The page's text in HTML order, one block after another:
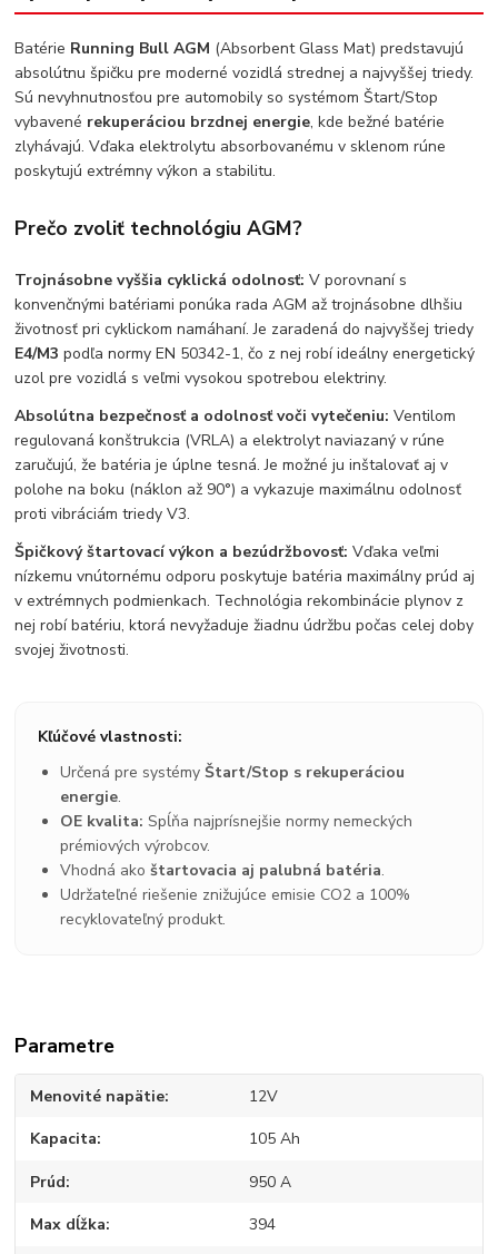
Batérie Running Bull AGM (Absorbent Glass Mat) predstavujú
absolútnu špičku pre moderné vozidlá strednej a najvyššej triedy.
Sú nevyhnutnosťou pre automobily so systémom Štart/Stop
vybavené rekuperáciou brzdnej energie, kde bežné batérie
zlyhávajú. Vďaka elektrolytu absorbovanému v sklenom rúne
poskytujú extrémny výkon a stabilitu.
Prečo zvoliť technológiu AGM?
Trojnásobne vyššia cyklická odolnosť: V porovnaní s
konvenčnými batériami ponúka rada AGM až trojnásobne dlhšiu
životnosť pri cyklickom namáhaní. Je zaradená do najvyššej triedy
E4/M3 podľa normy EN 50342-1, čo z nej robí ideálny energetický
uzol pre vozidlá s veľmi vysokou spotrebou elektriny.
Absolútna bezpečnosť a odolnosť voči vytečeniu: Ventilom
regulovaná konštrukcia (VRLA) a elektrolyt naviazaný v rúne
zaručujú, že batéria je úplne tesná. Je možné ju inštalovať aj v
polohe na boku (náklon až 90°) a vykazuje maximálnu odolnosť
proti vibráciám triedy V3.
Špičkový štartovací výkon a bezúdržbovosť: Vďaka veľmi
nízkemu vnútornému odporu poskytuje batéria maximálny prúd aj
v extrémnych podmienkach. Technológia rekombinácie plynov z
nej robí batériu, ktorá nevyžaduje žiadnu údržbu počas celej doby
svojej životnosti.
Kľúčové vlastnosti:
Určená pre systémyŠtart/Stop s rekuperáciou
energie.
OE kvalita: Spĺňa najprísnejšie normy nemeckých
prémiových výrobcov.
Vhodná akoštartovacia aj palubná batéria.
Udržateľné riešenie znižujúce emisie CO2 a 100%
recyklovateľný produkt.
Parametre
Menovité napätie 12V
Kapacita 105 Ah
Prúd 950 A
Max dĺžka 394